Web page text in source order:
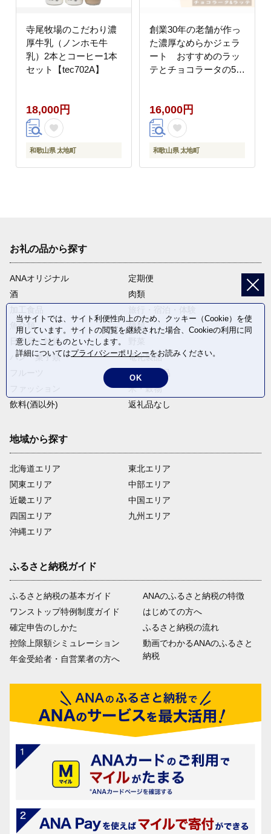
寺尾牧場のこだわり濃
厚牛乳（ノンホモ牛
乳）2本とコーヒー1本
セット【tec702A】
18,000円
和歌山県 太地町
創業30年の老舗が作っ
た濃厚なめらかジェラ
ート おすすめのラッ
テとチョコラータの5個
ーム おやつ チョコレー
ト チョコ 【tecj1010】
16,000円
和歌山県 太地町
お礼の品から探す
ANAオリジナル
定期便
酒
肉類
魚介類
麺類
日用品・雑貨
パン・菓子類
電化製品
卵・乳製品
米・穀物
飲料(酒以外)
返礼品なし
地域から探す
北海道エリア
関東エリア
近畿エリア
四国エリア
沖縄エリア
東北エリア
中部エリア
中国エリア
九州エリア
ふるさと納税ガイド
ふるさと納税の基本ガイド
ワンストップ特例制度ガイド
確定申告のしかた
控除上限額シミュレーション
年金受給者・自営業者の方へ
ANAのふるさと納税の特徴
はじめての方へ
ふるさと納税の流れ
動画でわかるANAのふるさと
納税
当サイトでは、サイト利便性向上のため、クッキー（Cookie）を使
用しています。サイトの閲覧を継続された場合、Cookieの利用に同
意したことものといたします。
詳細についてはプライバシーポリシーをお読みください。
OK